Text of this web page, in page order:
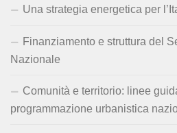
Una strategia energetica per
Finanziamento e struttura del
Nazionale
Comunità e territorio: linee
programmazione urbanistica